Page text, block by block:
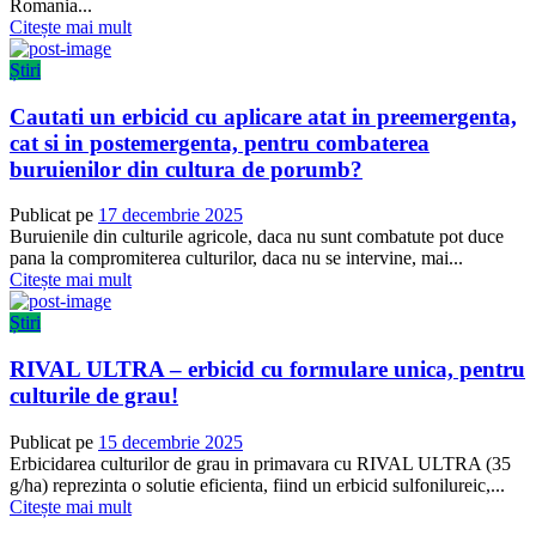
Romania...
Citește mai mult
Știri
Cautati un erbicid cu aplicare atat in preemergenta,
cat si in postemergenta, pentru combaterea
buruienilor din cultura de porumb?
Publicat pe 17 decembrie 2025
Buruienile din culturile agricole, daca nu sunt combatute pot duce
pana la compromiterea culturilor, daca nu se intervine, mai...
Citește mai mult
Știri
RIVAL ULTRA – erbicid cu formulare unica, pentru
culturile de grau!
Publicat pe 15 decembrie 2025
Erbicidarea culturilor de grau in primavara cu RIVAL ULTRA (35
g/ha) reprezinta o solutie eficienta, fiind un erbicid sulfonilureic,...
Citește mai mult